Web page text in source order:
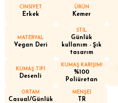
CİNSİYET
Erkek
ÜRÜN
Kemer
MATERYAL
Vegan Deri
STİL
Günlük
kullanım - Şık
tasarım
KUMAŞ TİPİ
Desenli
KUMAŞ KARIŞIMI
%100
Poliüretan
ORTAM
Casual/Günlük
MENŞEİ
TR